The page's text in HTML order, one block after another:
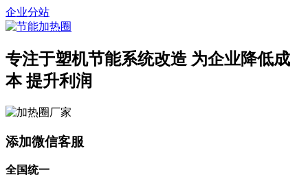
企业分站
专注于塑机节能系统改造 为企业降低成
本 提升利润
添加微信客服
全国统一